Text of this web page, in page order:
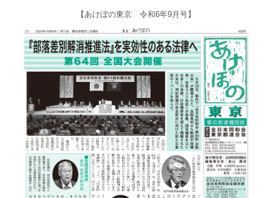
【あけぼの東京 令和6年9月号】